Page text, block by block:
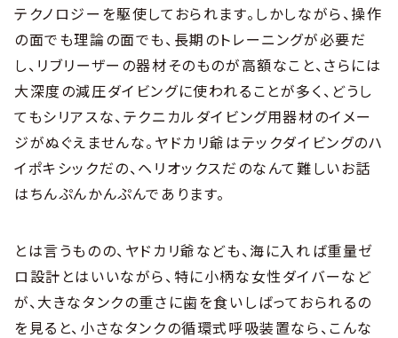
テクノロジーを駆使しておられます。しかしながら、操作
の面でも理論の面でも、長期のトレーニングが必要だ
し、リブリーザーの器材そのものが高額なこと、さらには
大深度の減圧ダイビングに使われることが多く、どうし
てもシリアスな、テクニカルダイビング用器材のイメー
ジがぬぐえませんな。ヤドカリ爺はテックダイビングのハ
イポキシックだの、ヘリオックスだのなんて難しいお話
はちんぷんかんぷんであります。
とは言うものの、ヤドカリ爺なども、海に入れば重量ゼ
ロ設計とはいいながら、特に小柄な女性ダイバーなど
が、大きなタンクの重さに歯を食いしばっておられるの
を見ると、小さなタンクの循環式呼吸装置なら、こんな